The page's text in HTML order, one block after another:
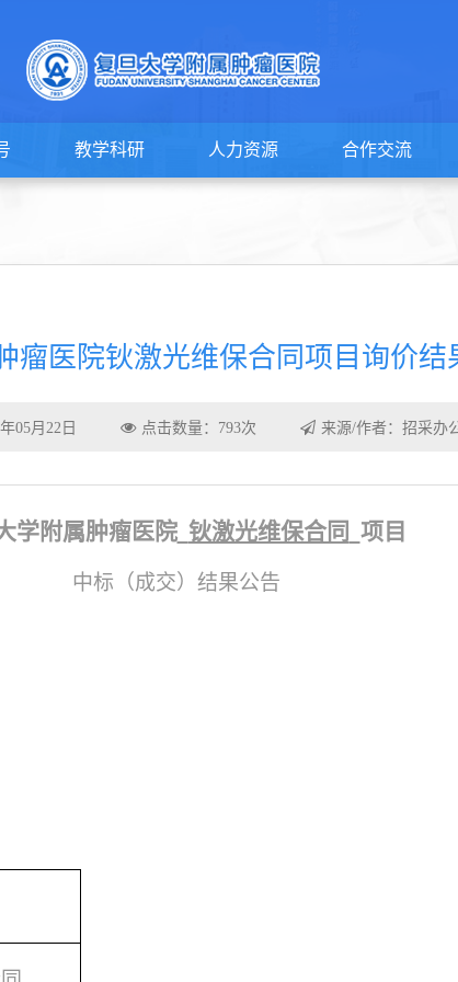
教学科研 人力资源 合作交流
瘤医院钬激光维保合同项目询价结
05月22日 点击数量：793次 来源/作者：招采办
学附属肿瘤医院 钬激光维保合同 项目
中标（成交）结果公告